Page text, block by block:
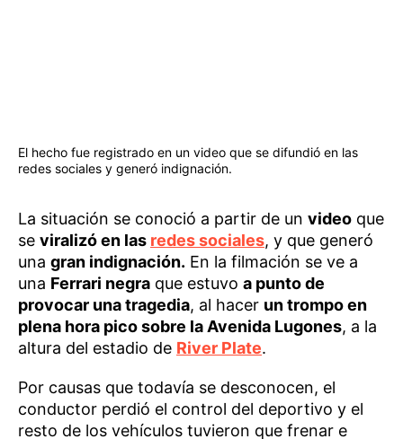
El hecho fue registrado en un video que se difundió en las
redes sociales y generó indignación.
La situación se conoció a partir de un video que
se viralizó en las redes sociales, y que generó
una gran indignación. En la filmación se ve a
una Ferrari negra que estuvo a punto de
provocar una tragedia, al hacer un trompo en
plena hora pico sobre la Avenida Lugones, a la
altura del estadio de River Plate.
Por causas que todavía se desconocen, el
conductor perdió el control del deportivo y el
resto de los vehículos tuvieron que frenar e